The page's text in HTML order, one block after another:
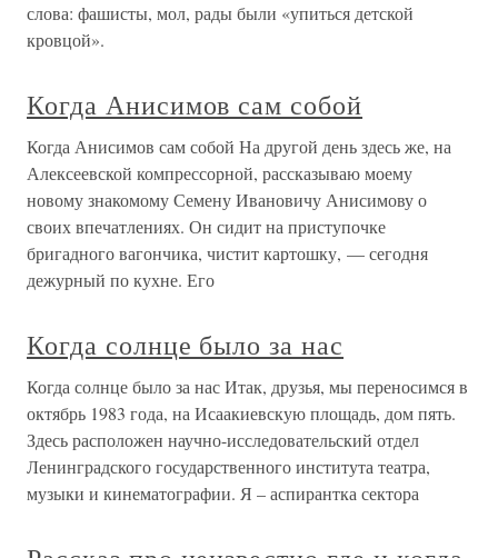
слова: фашисты, мол, рады были «упиться детской
кровцой».
Когда Анисимов сам собой
Когда Анисимов сам собой На другой день здесь же, на
Алексеевской компрессорной, рассказываю моему
новому знакомому Семену Ивановичу Анисимову о
своих впечатлениях. Он сидит на приступочке
бригадного вагончика, чистит картошку, — сегодня
дежурный по кухне. Его
Когда солнце было за нас
Когда солнце было за нас Итак, друзья, мы переносимся в
октябрь 1983 года, на Исаакиевскую площадь, дом пять.
Здесь расположен научно-исследовательский отдел
Ленинградского государственного института театра,
музыки и кинематографии. Я – аспирантка сектора